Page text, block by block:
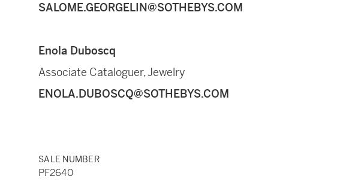
SALOME.GEORGELIN@SOTHEBYS.COM
Enola Duboscq
Associate Cataloguer, Jewelry
ENOLA.DUBOSCQ@SOTHEBYS.COM
SALE NUMBER
PF2640